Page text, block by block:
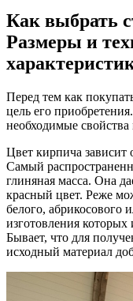
Как выбрать
Размеры и
Перед тем как
цель его
необходимые свойства
Цвет кирпича зависит
Самый
глиняная масса. Она
красный цвет. Реже
белого, абрикосового
изготовления
Бывает, что для
исходный материал